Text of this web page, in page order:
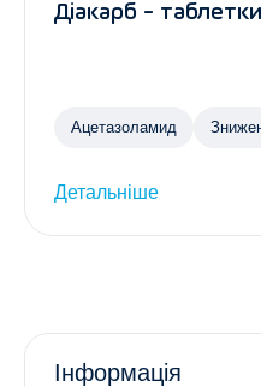
Діакарб - таблетки
Ацетазоламид
Детальніше
Інформація